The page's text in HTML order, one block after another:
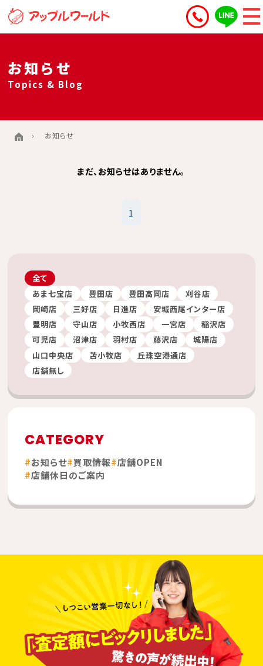
お知らせ
Topics & Blog
お知らせ
まだ、お知らせはありません。
1
全て
あま七宝店
豊田店 豊田高岡店
刈谷店
岡崎店
三好店 日進店
安城西尾インター店
豊明店
守山店 小牧西店 一宮店
稲沢店
可児店
沼津店 羽村店 藤沢店
城陽店
山口中央店
苫小牧店
丘珠空港通店
店舗無し
CATEGORY
お知らせ 買取情報 店舗OPEN
店舗休日のご案内